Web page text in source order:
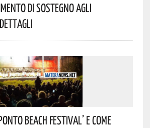
Di Sostegno Agli
Beach Festival’ E Come